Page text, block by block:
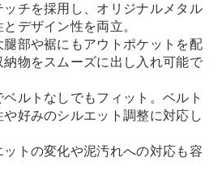
チを採用し、オリジナルメタル
デザイン性を両立。
部や裾にもアウトポケットを配
物をスムーズに出し入れ可能で
ルトなしでもフィット。ベルト
好みのシルエット調整に対応し
トの変化や泥汚れへの対応も容